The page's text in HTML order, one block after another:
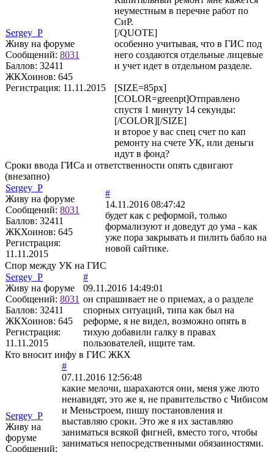
Sergey_P
Живу на форуме
Сообщений: 8031
Баллов: 32411
ЖКХоинов: 645
Регистрация: 11.11.2015
неуместным в перечне работ по
СиР.
[/QUOTE]
особенно учитывая, что в ГИС под
него создаются отдельные лицевые
и учет идет в отдельном разделе.
[SIZE=85px]
[COLOR=greenpt]Отправлено
спустя 1 минуту 14 секунды:
[/COLOR][/SIZE]
и второе у вас спец счет по кап
ремонту на счете УК, или деньги
идут в фонд?
Сроки ввода ГИСа и ответственности опять сдвигают
(внезапно)
Sergey_P
Живу на форуме
Сообщений: 8031
Баллов: 32411
ЖКХоинов: 645
Регистрация:
11.11.2015
#
14.11.2016 08:47:42
будет как с реформой, только
формализуют и доведут до ума - как
уже пора закрывать и пилить бабло на
новой сайтике.
Спор между УК на ГИС
Sergey_P
Живу на форуме
Сообщений: 8031
Баллов: 32411
ЖКХоинов: 645
Регистрация:
11.11.2015
#
09.11.2016 14:49:01
он спрашивает не о приемах, а о разделе
спорных ситуаций, типа как был на
реформе, я не видел, возможно опять в
тихую добавили галку в правах
пользователей, ищите там.
Кто вносит инфу в ГИС ЖКХ
Sergey_P
Живу на
форуме
Сообщений:
#
07.11.2016 12:56:48
какие мелочи, шарахаются они, меня уже люто
ненавидят, это же я, не правительство с Чибисом
и Меньстроем, пишу постановления и
выставляю сроки. Это же я их заставляю
заниматься всякой фигней, вместо того, чтобы
заниматься непосредственными обязанностями.